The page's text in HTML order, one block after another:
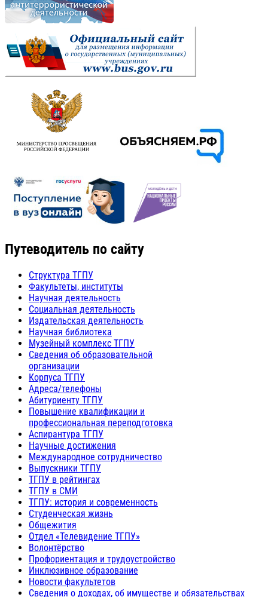
Путеводитель по сайту
Структура ТГПУ
Факультеты, институты
Научная деятельность
Социальная деятельность
Издательская деятельность
Научная библиотека
Музейный комплекс ТГПУ
Сведения об образовательной
организации
Корпуса ТГПУ
Адреса/телефоны
Абитуриенту ТГПУ
Повышение квалификации и
профессиональная переподготовка
Аспирантура ТГПУ
Научные достижения
Международное сотрудничество
Выпускники ТГПУ
ТГПУ в рейтингах
ТГПУ в СМИ
ТГПУ: история и современность
Студенческая жизнь
Общежития
Отдел «Телевидение ТГПУ»
Волонтёрство
Профориентация и трудоустройство
Инклюзивное образование
Новости факультетов
Сведения о доходах, об имуществе и обязательствах